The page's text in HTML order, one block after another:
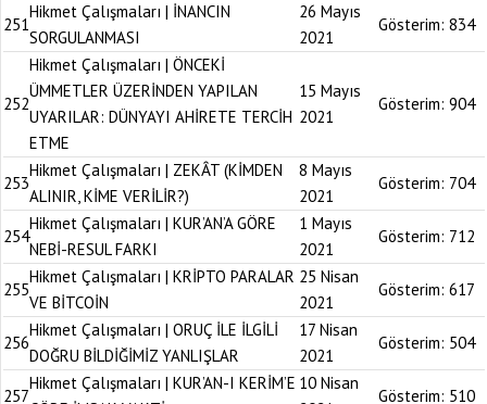
251
Hikmet Çalışmaları | İNANCIN
SORGULANMASI
26 Mayıs
2021
Gösterim: 834
252
Hikmet Çalışmaları | ÖNCEKİ
ÜMMETLER ÜZERİNDEN YAPILAN
UYARILAR: DÜNYAYI AHİRETE TERCİH
ETME
15 Mayıs
2021
Gösterim: 904
253
Hikmet Çalışmaları | ZEKÂT (KİMDEN
ALINIR, KİME VERİLİR?)
8 Mayıs
2021
Gösterim: 704
254
Hikmet Çalışmaları | KUR’AN’A GÖRE
NEBİ-RESUL FARKI
1 Mayıs
2021
Gösterim: 712
255
Hikmet Çalışmaları | KRİPTO PARALAR
VE BİTCOİN
25 Nisan
2021
Gösterim: 617
256
Hikmet Çalışmaları | ORUÇ İLE İLGİLİ
DOĞRU BİLDİĞİMİZ YANLIŞLAR
17 Nisan
2021
Gösterim: 504
257
Hikmet Çalışmaları | KUR’AN-I KERİM’E 10 Nisan
Gösterim: 510